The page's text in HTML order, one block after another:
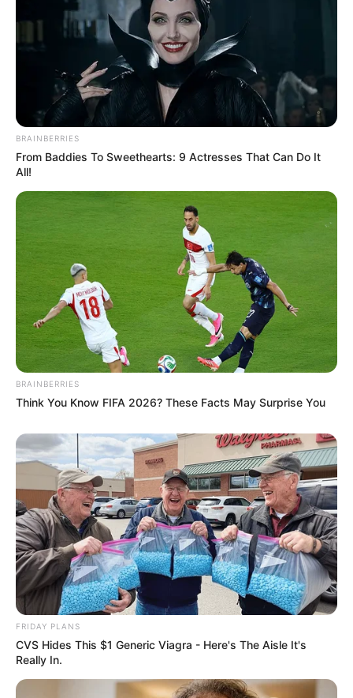
BRAINBERRIES
From Baddies To Sweethearts: 9 Actresses That Can Do It
All!
BRAINBERRIES
Think You Know FIFA 2026? These Facts May Surprise You
FRIDAY PLANS
CVS Hides This $1 Generic Viagra - Here's The Aisle It's
Really In.